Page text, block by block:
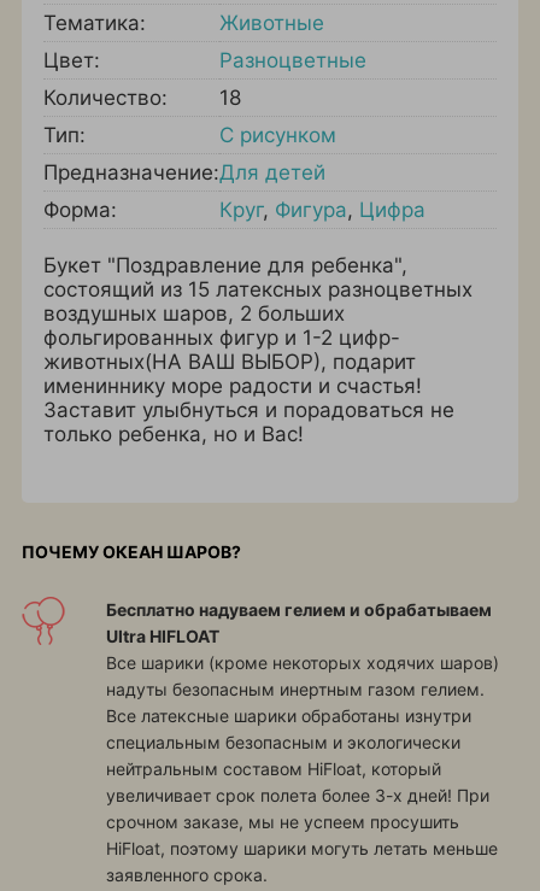
Тематика:
Животные
Цвет:
Разноцветные
Количество:
18
Тип:
С рисунком
Предназначение:Для детей
Форма:
Круг, Фигура, Цифра
Букет "Поздравление для ребенка",
состоящий из 15 латексных разноцветных
воздушных шаров, 2 больших
фольгированных фигур и 1-2 цифр-
животных(НА ВАШ ВЫБОР), подарит
имениннику море радости и счастья!
Заставит улыбнуться и порадоваться не
только ребенка, но и Вас!
ПОЧЕМУ ОКЕАН ШАРОВ?
Бесплатно надуваем гелием и обрабатываем
Ultra HIFLOAT
Все шарики (кроме некоторых ходячих шаров)
надуты безопасным инертным газом гелием.
Все латексные шарики обработаны изнутри
специальным безопасным и экологически
нейтральным составом HiFloat, который
увеличивает срок полета более 3-х дней! При
срочном заказе, мы не успеем просушить
HiFloat, поэтому шарики могуть летать меньше
заявленного срока.